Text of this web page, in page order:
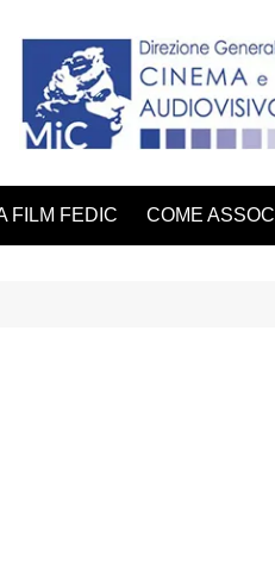
FILM FEDIC COME